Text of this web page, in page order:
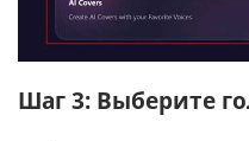
Шаг 3: Выберите